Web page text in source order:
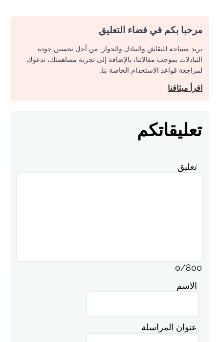
مرحبا بكم في فضاء التعليق
نريد مساحة للنقاش والتبادل والحوار. من أجل تحسين جودة
التبادلات بموجب مقالاتنا، بالإضافة إلى تجربة مساهمتك، ندعوك
لمراجعة قواعد الاستخدام الخاصة بنا.
اقرأ ميثاقنا
تعليقاتكم
تعليق
0/800
الاسم
عنوان المراسلة